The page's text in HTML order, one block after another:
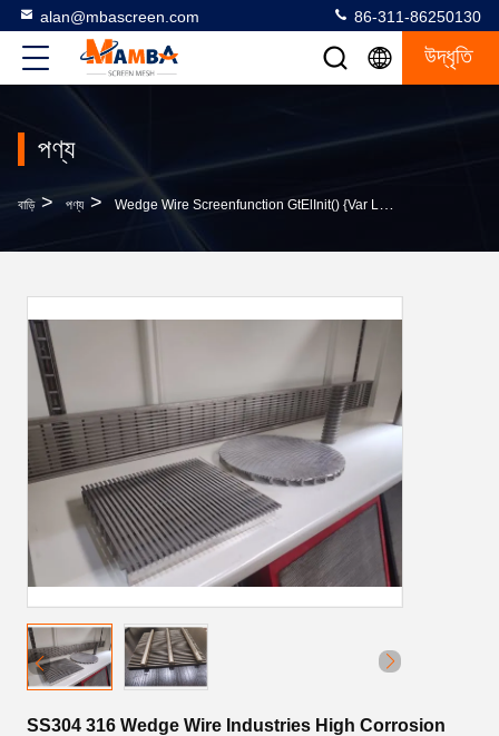
alan@mbascreen.com 86-311-86250130
উদ্ধৃতি
পণ্য
বাড়ি > পণ্য > Wedge Wire Screenfunction GtElInit() {var Lib = New Google.translate.TranslateService();lib.translat
SS304 316 Wedge Wire Industries High Corrosion